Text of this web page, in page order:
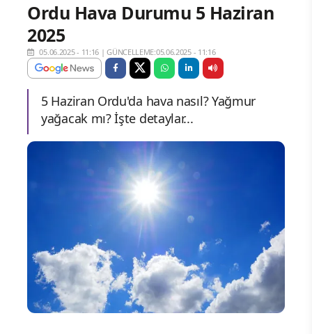
Ordu Hava Durumu 5 Haziran
2025
05.06.2025 - 11:16 |GÜNCELLEME:05.06.2025 - 11:16
5 Haziran Ordu'da hava nasıl? Yağmur
yağacak mı? İşte detaylar...